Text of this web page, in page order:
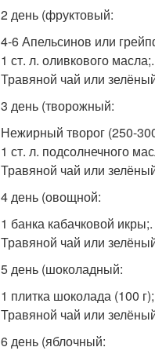
2 день (фруктовый:
4-6 Апельсинов или
1 ст. л. оливкового масла;.
Травяной чай или
3 день (творожный:
Нежирный творог (250-
1 ст. л. подсолнечного
Травяной чай или
4 день (овощной:
1 банка кабачковой икры;.
Травяной чай или
5 день (шоколадный:
1 плитка шоколада (100
Травяной чай или
6 день (яблочный: